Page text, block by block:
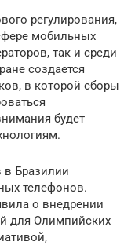
регулирования,
мобильных
так и среди
создается
в которой сборы
будет
в Бразилии
телефонов.
о внедрении
для Олимпийских